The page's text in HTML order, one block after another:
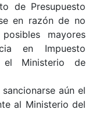
de Presupuesto
en razón de no
mayores
en Impuesto
el Ministerio de
aún el
al Ministerio del